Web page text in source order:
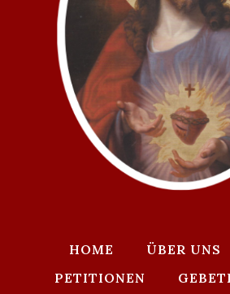
HOME ÜBER UNS
PETITIONEN